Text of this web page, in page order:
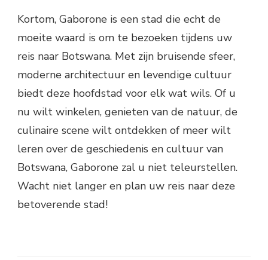
Kortom, Gaborone is een stad die echt de
moeite waard is om te bezoeken tijdens uw
reis naar Botswana. Met zijn bruisende sfeer,
moderne architectuur en levendige cultuur
biedt deze hoofdstad voor elk wat wils. Of u
nu wilt winkelen, genieten van de natuur, de
culinaire scene wilt ontdekken of meer wilt
leren over de geschiedenis en cultuur van
Botswana, Gaborone zal u niet teleurstellen.
Wacht niet langer en plan uw reis naar deze
betoverende stad!